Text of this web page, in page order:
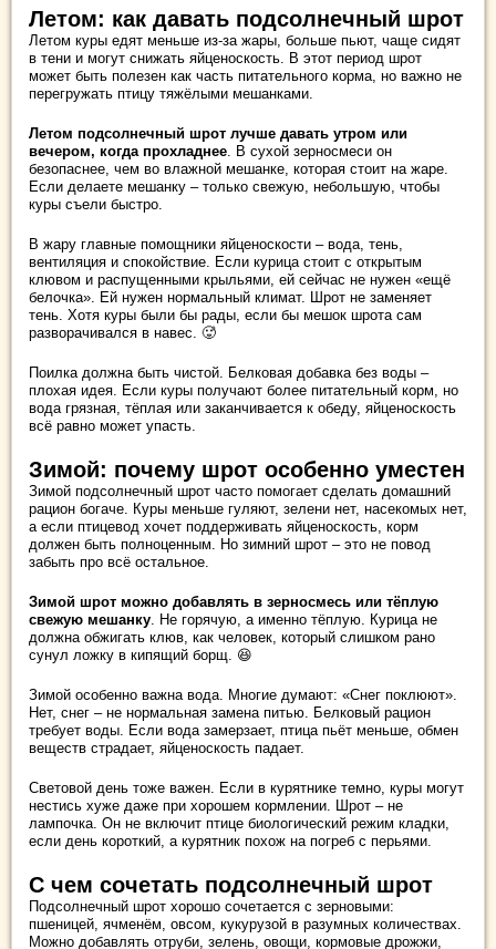
Летом: как давать подсолнечный шрот
Летом куры едят меньше из-за жары, больше пьют, чаще сидят
в тени и могут снижать яйценоскость. В этот период шрот
может быть полезен как часть питательного корма, но важно не
перегружать птицу тяжёлыми мешанками.
Летом подсолнечный шрот лучше давать утром или
вечером, когда прохладнее . В сухой зерносмеси он
безопаснее, чем во влажной мешанке, которая стоит на жаре.
Если делаете мешанку – только свежую, небольшую, чтобы
куры съели быстро.
В жару главные помощники яйценоскости – вода, тень,
вентиляция и спокойствие. Если курица стоит с открытым
клювом и распущенными крыльями, ей сейчас не нужен «ещё
белочка». Ей нужен нормальный климат. Шрот не заменяет
тень. Хотя куры были бы рады, если бы мешок шрота сам
разворачивался в навес. 🥵
Поилка должна быть чистой. Белковая добавка без воды –
плохая идея. Если куры получают более питательный корм, но
вода грязная, тёплая или заканчивается к обеду, яйценоскость
всё равно может упасть.
Зимой: почему шрот особенно уместен
Зимой подсолнечный шрот часто помогает сделать домашний
рацион богаче. Куры меньше гуляют, зелени нет, насекомых нет,
а если птицевод хочет поддерживать яйценоскость, корм
должен быть полноценным. Но зимний шрот – это не повод
забыть про всё остальное.
Зимой шрот можно добавлять в зерносмесь или тёплую
свежую мешанку . Не горячую, а именно тёплую. Курица не
должна обжигать клюв, как человек, который слишком рано
сунул ложку в кипящий борщ. 😆
Зимой особенно важна вода. Многие думают: «Снег поклюют».
Нет, снег – не нормальная замена питью. Белковый рацион
требует воды. Если вода замерзает, птица пьёт меньше, обмен
веществ страдает, яйценоскость падает.
Световой день тоже важен. Если в курятнике темно, куры могут
нестись хуже даже при хорошем кормлении. Шрот – не
лампочка. Он не включит птице биологический режим кладки,
если день короткий, а курятник похож на погреб с перьями.
С чем сочетать подсолнечный шрот
Подсолнечный шрот хорошо сочетается с зерновыми:
пшеницей, ячменём, овсом, кукурузой в разумных количествах.
Можно добавлять отруби, зелень, овощи, кормовые дрожжи,